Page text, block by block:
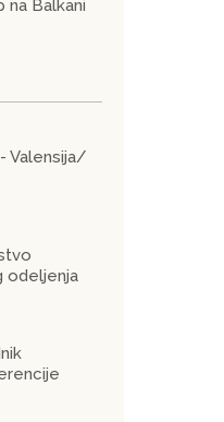
na Balkani
Valensija/
odeljenja